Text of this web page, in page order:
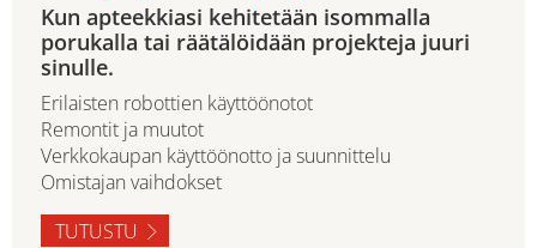
Kun apteekkiasi kehitetään isommalla
porukalla tai räätälöidään projekteja juuri
sinulle.
Erilaisten robottien käyttöönotot
Remontit ja muutot
Verkkokaupan käyttöönotto ja suunnittelu
Omistajan vaihdokset
TUTUSTU